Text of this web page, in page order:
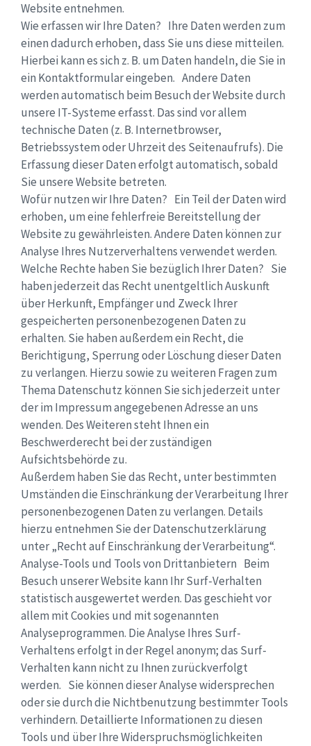
Website entnehmen.
Wie erfassen wir Ihre Daten? Ihre Daten werden zum
einen dadurch erhoben, dass Sie uns diese mitteilen.
Hierbei kann es sich z. B. um Daten handeln, die Sie in
ein Kontaktformular eingeben. Andere Daten
werden automatisch beim Besuch der Website durch
unsere IT-Systeme erfasst. Das sind vor allem
technische Daten (z. B. Internetbrowser,
Betriebssystem oder Uhrzeit des Seitenaufrufs). Die
Erfassung dieser Daten erfolgt automatisch, sobald
Sie unsere Website betreten.
Wofür nutzen wir Ihre Daten? Ein Teil der Daten wird
erhoben, um eine fehlerfreie Bereitstellung der
Website zu gewährleisten. Andere Daten können zur
Analyse Ihres Nutzerverhaltens verwendet werden.
Welche Rechte haben Sie bezüglich Ihrer Daten? Sie
haben jederzeit das Recht unentgeltlich Auskunft
über Herkunft, Empfänger und Zweck Ihrer
gespeicherten personenbezogenen Daten zu
erhalten. Sie haben außerdem ein Recht, die
Berichtigung, Sperrung oder Löschung dieser Daten
zu verlangen. Hierzu sowie zu weiteren Fragen zum
Thema Datenschutz können Sie sich jederzeit unter
der im Impressum angegebenen Adresse an uns
wenden. Des Weiteren steht Ihnen ein
Beschwerderecht bei der zuständigen
Aufsichtsbehörde zu.
Außerdem haben Sie das Recht, unter bestimmten
Umständen die Einschränkung der Verarbeitung Ihrer
personenbezogenen Daten zu verlangen. Details
hierzu entnehmen Sie der Datenschutzerklärung
unter „Recht auf Einschränkung der Verarbeitung“.
Analyse-Tools und Tools von Drittanbietern Beim
Besuch unserer Website kann Ihr Surf-Verhalten
statistisch ausgewertet werden. Das geschieht vor
allem mit Cookies und mit sogenannten
Analyseprogrammen. Die Analyse Ihres Surf-
Verhaltens erfolgt in der Regel anonym; das Surf-
Verhalten kann nicht zu Ihnen zurückverfolgt
werden. Sie können dieser Analyse widersprechen
oder sie durch die Nichtbenutzung bestimmter Tools
verhindern. Detaillierte Informationen zu diesen
Tools und über Ihre Widerspruchsmöglichkeiten